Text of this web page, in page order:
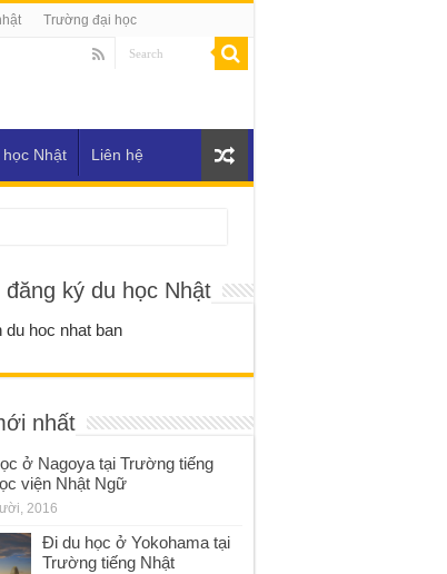
Trường đại học
Nhật Liên hệ
ký du học Nhật
nhất
ở Nagoya tại Trường tiếng
viện Nhật Ngữ
2016
Đi du học ở Yokohama tại
Trường tiếng Nhật